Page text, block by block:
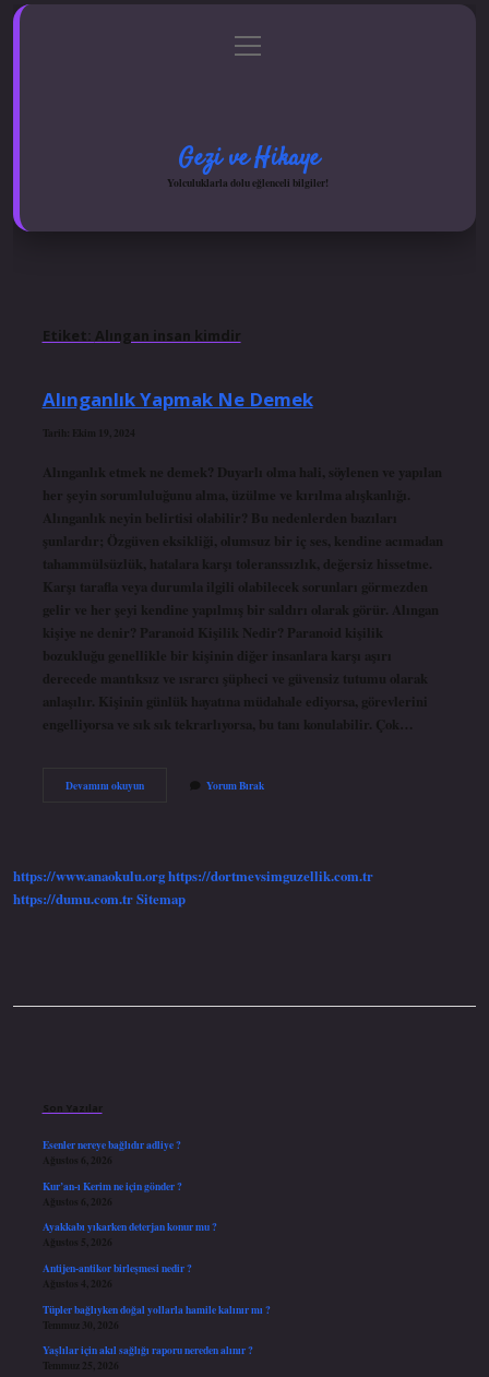
Gizlilik Politikası
menüyü
aç
Gezi ve Hikaye
Yolculuklarla dolu eğlenceli bilgiler!
Etiket: Alıngan insan kimdir
Alınganlık Yapmak Ne Demek
Tarih: Ekim 19, 2024
Alınganlık etmek ne demek? Duyarlı olma hali, söylenen ve yapılan
her şeyin sorumluluğunu alma, üzülme ve kırılma alışkanlığı.
Alınganlık neyin belirtisi olabilir? Bu nedenlerden bazıları
şunlardır; Özgüven eksikliği, olumsuz bir iç ses, kendine acımadan
tahammülsüzlük, hatalara karşı toleranssızlık, değersiz hissetme.
Karşı tarafla veya durumla ilgili olabilecek sorunları görmezden
gelir ve her şeyi kendine yapılmış bir saldırı olarak görür. Alıngan
kişiye ne denir? Paranoid Kişilik Nedir? Paranoid kişilik
bozukluğu genellikle bir kişinin diğer insanlara karşı aşırı
derecede mantıksız ve ısrarcı şüpheci ve güvensiz tutumu olarak
anlaşılır. Kişinin günlük hayatına müdahale ediyorsa, görevlerini
engelliyorsa ve sık sık tekrarlıyorsa, bu tanı konulabilir. Çok…
Devamını okuyunAlınganlık
Yorum Bırak
https://www.anaokulu.orghttps://dortmevsimguzellik.com.tr
https://dumu.com.trSitemap
Son Yazılar
Esenler nereye bağlıdır adliye ?
Ağustos 6, 2026
Kur’an-ı Kerim ne için gönder ?
Ağustos 6, 2026
Ayakkabı yıkarken deterjan konur mu ?
Ağustos 5, 2026
Antijen-antikor birleşmesi nedir ?
Ağustos 4, 2026
Tüpler bağlıyken doğal yollarla hamile kalınır mı ?
Temmuz 30, 2026
Yaşlılar için akıl sağlığı raporu nereden alınır ?
Temmuz 25, 2026